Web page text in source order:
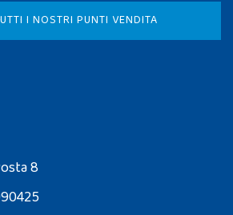
I NOSTRI PUNTI VENDITA
8